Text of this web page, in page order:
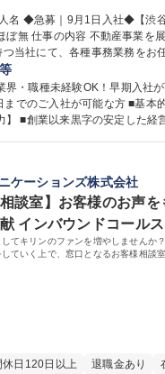
し、創業以来
当社にて、各種事務業務をお
日程の有給取得が可能なため
の
安心して臨むことができます。
社内の備品管理 ■データ入力や
界・職種未経験OK！早期入社
までのご入社が可能な方 ■基本
積極的に推奨、年間10日程度の
でもしっかりサポート 学歴・資格 学
語学力： 資格：
ケーションズ株式会社
談室】お客様のお声を
インバウンドコール
てキリンのファンを増やしませんか
ていく上で、窓口となるお客様相談
休日120日以上 退職金あり